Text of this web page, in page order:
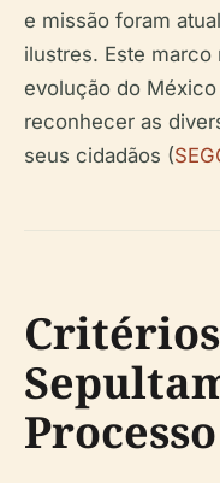
e missão foram
ilustres. Este
evolução do
reconhecer as
seus cidadãos (